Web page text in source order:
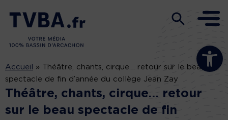
Ouvrir la
Accueil »
Théâtre, chants, cirque… retour sur le beau
spectacle de fin d’année du collège Jean Zay
Théâtre, chants, cirque… retour
sur le beau spectacle de fin